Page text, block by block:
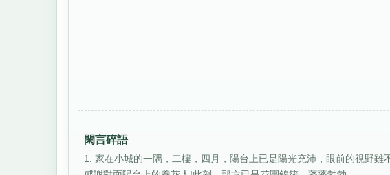
閑言碎語
1. 家在小城的一隅，二樓，四月，陽台上已是陽光充沛，眼前的視野雖